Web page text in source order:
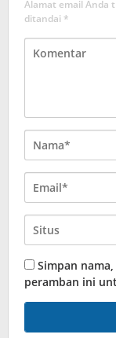
Alamat email Anda
ditandai *
Simpan
peramban ini